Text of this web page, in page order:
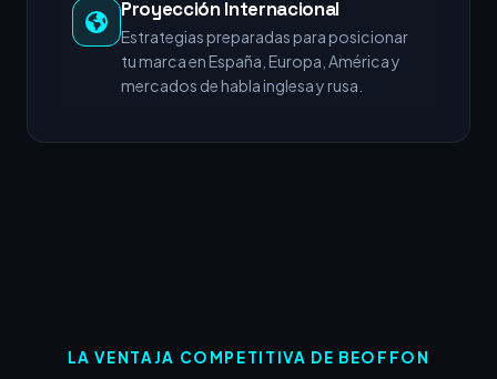
Proyección Internacional
Estrategias preparadas para posicionar
tu marca en España, Europa, América y
mercados de habla inglesa y rusa.
LA VENTAJA COMPETITIVA DE BEOFFON